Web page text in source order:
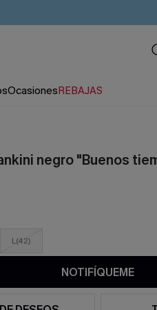
OcasionesREBAJAS
negro "Buenos
L(42)
NOTIFÍQUEME